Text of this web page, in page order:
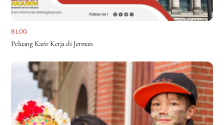
BLOG
Peluang Karir Kerja di Jerman